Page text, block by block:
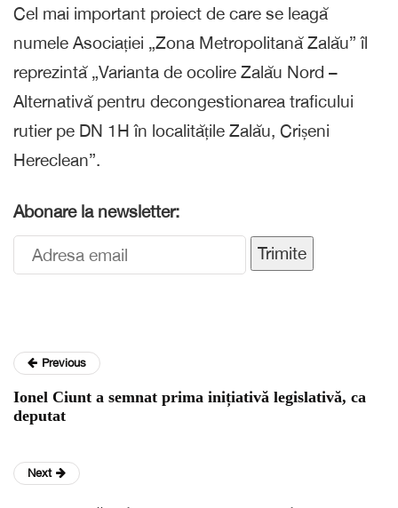
Cel mai important proiect de care se leagă
numele Asociației „Zona Metropolitană Zalău” îl
reprezintă „Varianta de ocolire Zalău Nord –
Alternativă pentru decongestionarea traficului
rutier pe DN 1H în localitățile Zalău, Crișeni
Hereclean”.
Abonare la newsletter:
Trimite
Previous
Ionel Ciunt a semnat prima inițiativă legislativă, ca
deputat
Next